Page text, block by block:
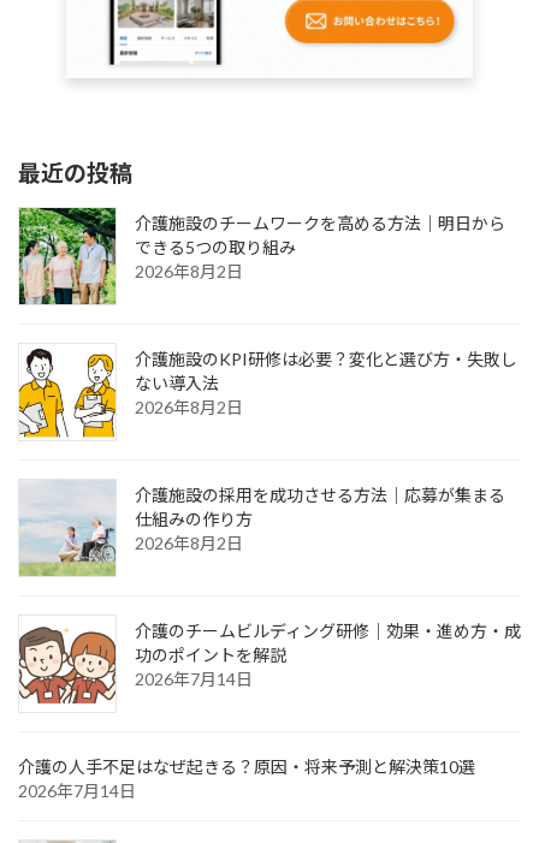
最近の投稿
介護施設のチームワークを高める方法｜明日から
できる5つの取り組み
2026年8月2日
介護施設のKPI研修は必要？変化と選び方・失敗し
ない導入法
2026年8月2日
介護施設の採用を成功させる方法｜応募が集まる
仕組みの作り方
2026年8月2日
介護のチームビルディング研修｜効果・進め方・成
功のポイントを解説
2026年7月14日
介護の人手不足はなぜ起きる？原因・将来予測と解決策10選
2026年7月14日